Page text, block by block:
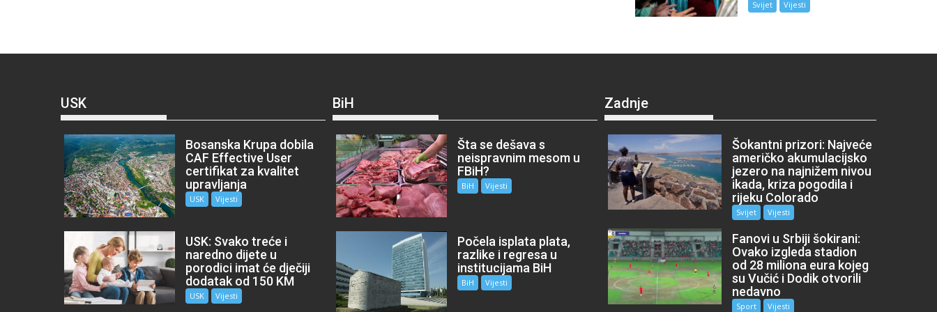
Svijet Vijesti
USK
Bosanska Krupa dobila
CAF Effective User
certifikat za kvalitet
upravljanja
USK Vijesti
USK: Svako treće i
naredno dijete u
porodici imat će dječiji
dodatak od 150 KM
USK Vijesti
BiH
Šta se dešava s
neispravnim mesom u
FBiH?
BiH Vijesti
Počela isplata plata,
razlike i regresa u
institucijama BiH
BiH Vijesti
Zadnje
Šokantni prizori: Najveće
američko akumulacijsko
jezero na najnižem nivou
ikada, kriza pogodila i
rijeku Colorado
Svijet Vijesti
Fanovi u Srbiji šokirani:
Ovako izgleda stadion
od 28 miliona eura kojeg
su Vučić i Dodik otvorili
nedavno
Sport Vijesti